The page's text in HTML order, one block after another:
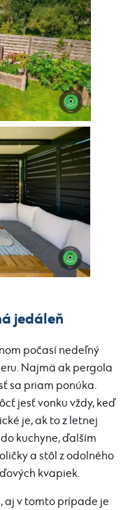
jedáleň
počasí nedeľný
Najmä ak pergola
sa priam ponúka.
jesť vonku vždy, keď
je, ak to z letnej
kuchyne, ďalším
a stôl z odolného
kvapiek.
aj v tomto prípade je